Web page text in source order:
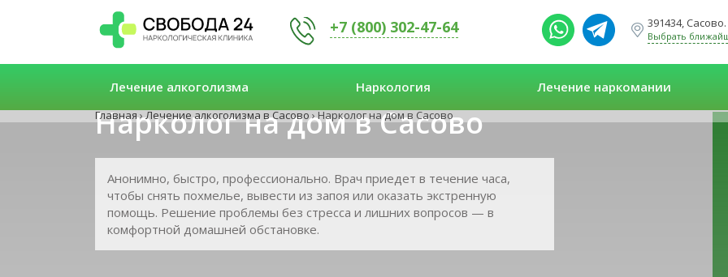
+7 (800) 302-47-64 391434,
Выбрать
Лечение алкоголизма Наркология Лечение наркомании
Главная›Лечение алкоголизма в Сасово›Нарколог на дом в Сасово
Нарколог на дом в Сасово
Анонимно, быстро, профессионально. Врач приедет в течение часа,
чтобы снять похмелье, вывести из запоя или оказать экстренную
помощь. Решение проблемы без стресса и лишних вопросов — в
комфортной домашней обстановке.